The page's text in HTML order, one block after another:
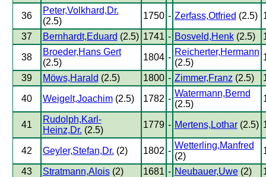
36
Peter,Volkhard,Dr.
(2.5)
1750 - Zerfass,Otfried (2.5)
37 Bernhardt,Eduard (2.5) 1741 - Bosveld,Henk(2.5)
38
Broeder,Hans Gert
(2.5)
1804 -
Reicherter,Hermann
(2.5)
39 Möws,Harald (2.5) 1800 - Zimmer,Franz (2.5)
40 Weigelt,Joachim(2.5) 1782 -
Watermann,Bernd
(2.5)
41
Rudolph,Karl-
Heinz,Dr. (2.5)
1779 - Mertens,Lothar(2.5)
42 Geyler,Stefan,Dr. (2) 1802 -
Wetterling,Manfred
(2)
43 Stratmann,Alois(2) 1681 - Neubauer,Uwe(2)